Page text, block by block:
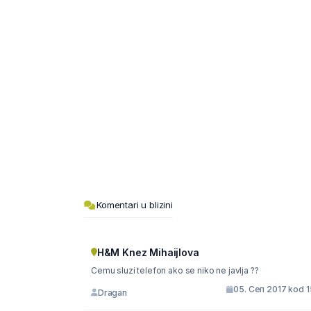
Komentari u blizini
H&M Knez Mihaijlova
Cemu sluzi telefon ako se niko ne javlja ??
Dragan 05. Сеп 2017 kod